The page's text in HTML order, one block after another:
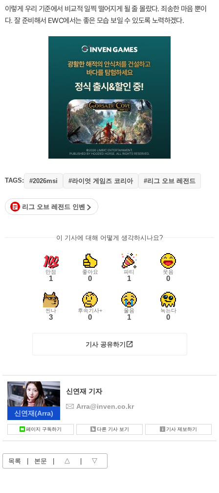
이렇게 우리 기준에서 비교적 일찍 떨어지게 될 줄 몰랐다. 죄송한 마음 뿐이
다. 잘 준비해서 EWC에서는 좋은 모습 보일 수 있도록 노력하겠다.
TAGS: #2026msi #라이엇 게임즈 코리아 #리그 오브 레전드
리그 오브 레전드 인벤
이 기사에 대해 어떻게 생각하시나요?
만점
1
좋아요
0
파티
1
웃음
0
씬나
3
후속기사+
0
울음
1
녹는다
0
기사 공유하기
신연재(Arra)
신연재 기자
Arra@inven.co.kr
페이지 구독하기 다른 기사 보기 기사 제보하기
목록 본문 △ ▽